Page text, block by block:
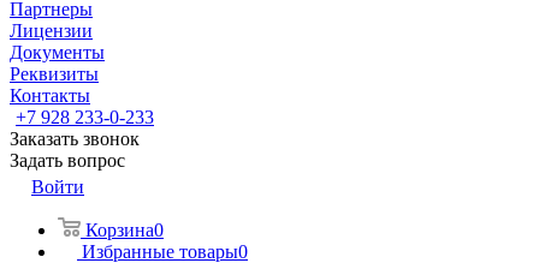
Партнеры
Лицензии
Документы
Реквизиты
Контакты
+7 928 233-0-233
Заказать звонок
Задать вопрос
Войти
Корзина0
Избранные товары0